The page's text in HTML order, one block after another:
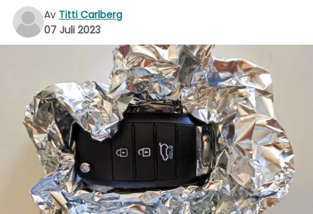
Av Titti Carlberg
07 Juli 2023